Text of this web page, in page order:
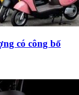
có công bố